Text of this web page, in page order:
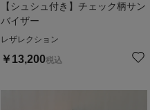
【シュシュ付き】チェック柄サン
バイザー
レザレクション
￥ 13,200税込